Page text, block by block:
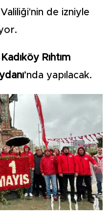
de izniyle
Kadıköy Rıhtım
’nda yapılacak.